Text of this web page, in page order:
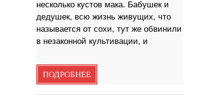
несколько кустов мака. Бабушек и
дедушек, всю жизнь живущих, что
называется от сохи, тут же обвинили
в незаконной культивации, и
ПОДРОБНЕЕ